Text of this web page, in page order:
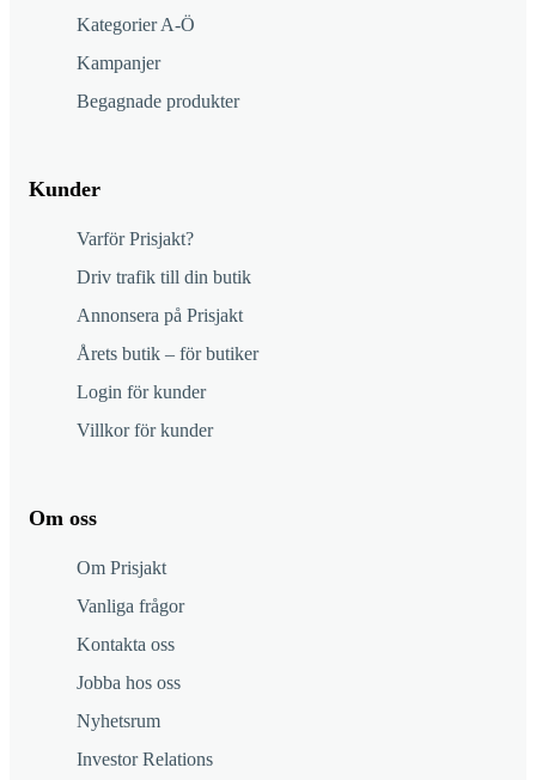
Kategorier A-Ö
Kampanjer
Begagnade produkter
Kunder
Varför Prisjakt?
Driv trafik till din butik
Annonsera på Prisjakt
Årets butik – för butiker
Login för kunder
Villkor för kunder
Om oss
Om Prisjakt
Vanliga frågor
Kontakta oss
Jobba hos oss
Nyhetsrum
Investor Relations